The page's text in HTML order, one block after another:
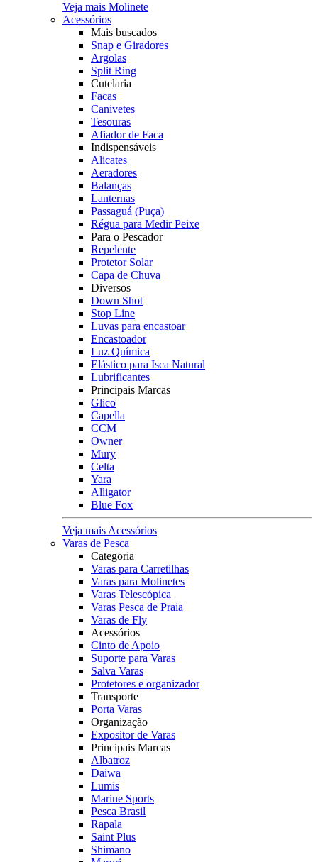
Veja mais Molinete
Acessórios
Mais buscados
Snap e Giradores
Argolas
Split Ring
Cutelaria
Facas
Canivetes
Tesouras
Afiador de Faca
Indispensáveis
Alicates
Aeradores
Balanças
Lanternas
Passaguá (Puça)
Régua para Medir Peixe
Para o Pescador
Repelente
Protetor Solar
Capa de Chuva
Diversos
Down Shot
Stop Line
Luvas para encastoar
Encastoador
Luz Química
Elástico para Isca Natural
Lubrificantes
Principais Marcas
Glico
Capella
CCM
Owner
Mury
Celta
Yara
Alligator
Blue Fox
Veja mais Acessórios
Varas de Pesca
Categoria
Varas para Carretilhas
Varas para Molinetes
Varas Telescópica
Varas Pesca de Praia
Varas de Fly
Acessórios
Cinto de Apoio
Suporte para Varas
Salva Varas
Protetores e organizador
Transporte
Porta Varas
Organização
Expositor de Varas
Principais Marcas
Albatroz
Daiwa
Lumis
Marine Sports
Pesca Brasil
Rapala
Saint Plus
Shimano